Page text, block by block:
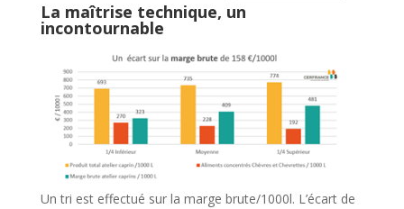
La maîtrise technique, un
incontournable
Un tri est effectué sur la marge brute/1000l. L’écart de